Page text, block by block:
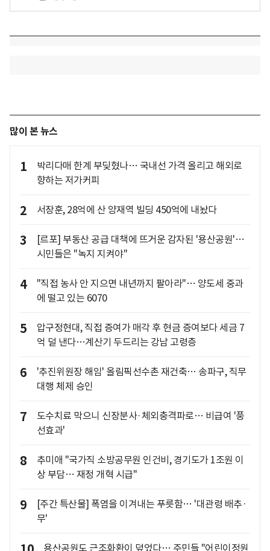
많이 본 뉴스
1
박리다매 한계 부딪혔나… 국내선 가격 올리고 해외로
향하는 저가커피
2 서장훈, 28억에 산 양재역 빌딩 450억에 내놨다
3
[르포] 부동산 공급 대책에 뜨거운 감자된 '용산공원'…
시민들은 "녹지 지켜야"
4
"직접 농사 안 지으면 내년까지 팔아라"… 양도세 중과
에 떨고 있는 6070
5
압구정현대, 직접 증여가 매각 후 현금 증여보다 세금 7
억 덜 낸다…계산기 두드리는 강남 고령층
6
'추진위원장 해임' 올림픽선수촌 재건축… 송파구, 직무
대행 체제 승인
7
도수치료 막으니 신장분사·체외충격파로… 비급여 '풍
선효과'
8
추미애 "국가직 소방공무원 인건비, 경기도가 1조원 이
상 부담… 재정 개혁 시급"
9
[주간 특산물] 폭염을 이겨내는 푸릇함… '대관령 배추·
무'
용산공원도 근조화환이 덮었다… 주민들 "어린이정원